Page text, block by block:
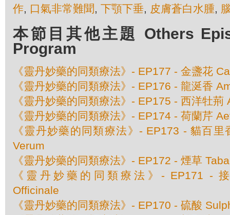
作, 口氣非常難聞, 下顎下垂, 皮膚蒼白水腫,
本節目其他主題 Others
Program
《靈丹妙藥的同類療法》- EP177 - 金盞花
《靈丹妙藥的同類療法》- EP176 - 龍涎香
《靈丹妙藥的同類療法》- EP175 - 西洋牡
《靈丹妙藥的同類療法》- EP174 - 荷蘭芹
《靈丹妙藥的同類療法》- EP173 - 貓百里
Verum
《靈丹妙藥的同類療法》- EP172 - 煙草
《靈丹妙藥的同類療法》- EP171 -
Officinale
《靈丹妙藥的同類療法》- EP170 - 硫酸